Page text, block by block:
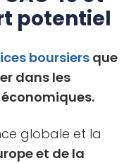
potentiel
boursiersque
dans les
globale et la
et de la